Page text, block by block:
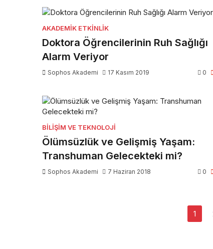
AKADEMIK ETKINLIK
Doktora Öğrencilerinin Ruh Sağlığı
Alarm Veriyor
Sophos Akademi 17 Kasım 2019 0
BILIŞIM VE TEKNOLOJI
Ölümsüzlük ve Gelişmiş Yaşam:
Transhuman Gelecekteki mi?
Sophos Akademi 7 Haziran 2018 0
1